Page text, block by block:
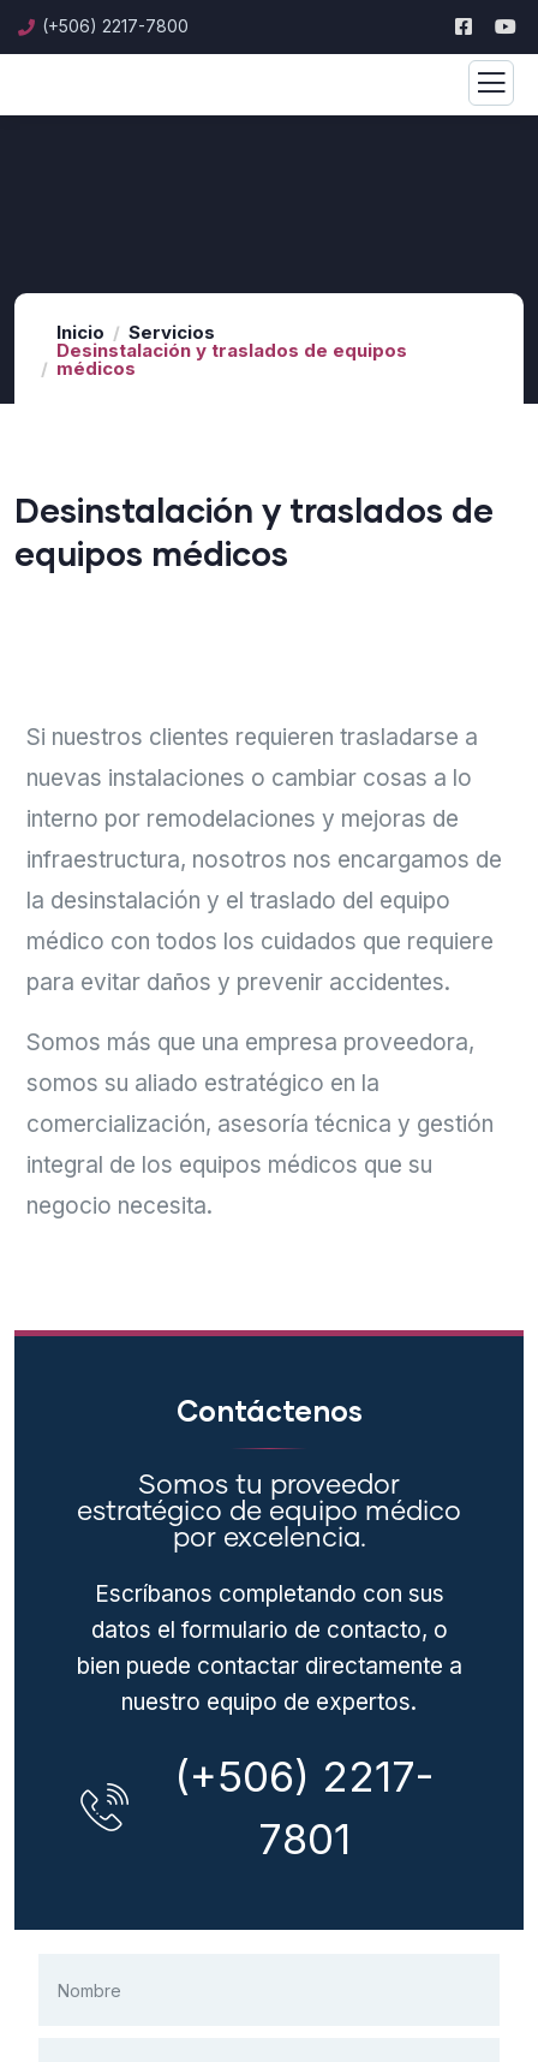
(+506) 2217-7800
Inicio Servicios
Desinstalación y traslados de equipos
médicos
Desinstalación y traslados de
equipos médicos
Si nuestros clientes requieren trasladarse a
nuevas instalaciones o cambiar cosas a lo
interno por remodelaciones y mejoras de
infraestructura, nosotros nos encargamos de
la desinstalación y el traslado del equipo
médico con todos los cuidados que requiere
para evitar daños y prevenir accidentes.
Somos más que una empresa proveedora,
somos su aliado estratégico en la
comercialización, asesoría técnica y gestión
integral de los equipos médicos que su
negocio necesita.
Contáctenos
Somos tu proveedor
estratégico de equipo médico
por excelencia.
Escríbanos completando con sus
datos el formulario de contacto, o
bien puede contactar directamente a
nuestro equipo de expertos.
(+506) 2217-
7801